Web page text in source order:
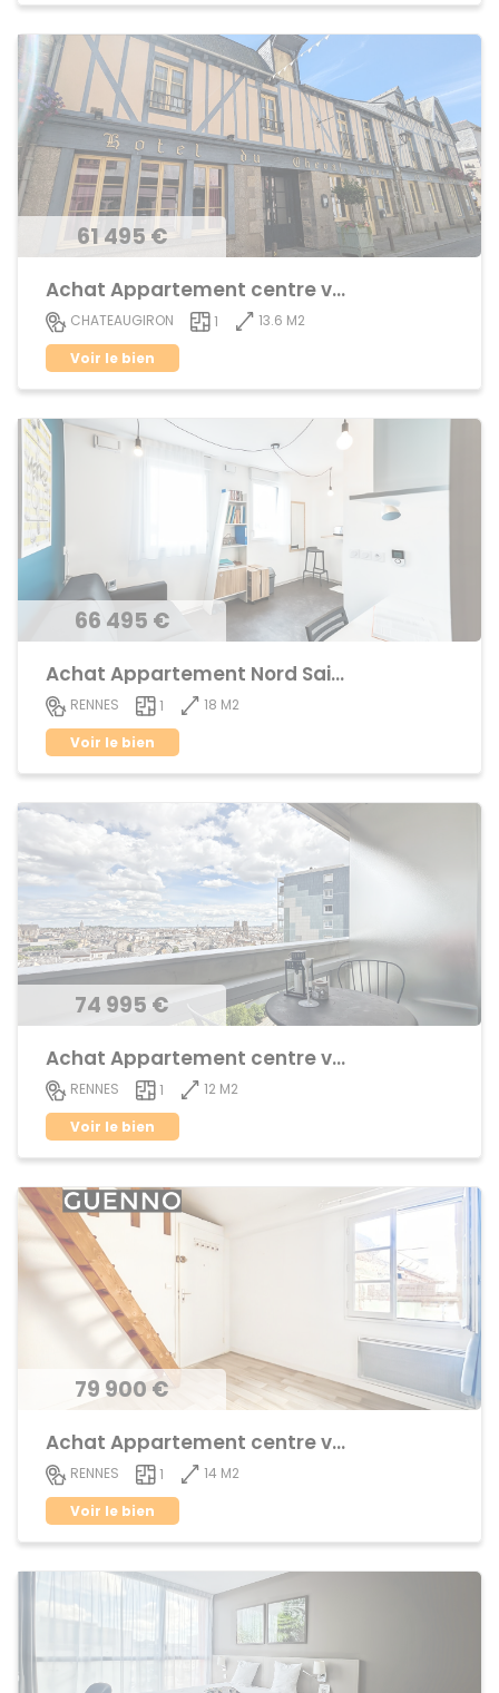
61 495 €
Achat Appartement centre ville
CHATEAUGIRON 1
13.6 M2
Voir le bien
66 495 €
Achat Appartement Nord Saint-Martin
RENNES 1
18 M2
Voir le bien
74 995 €
Achat Appartement centre ville
RENNES 1
12 M2
Voir le bien
79 900 €
Achat Appartement centre ville
RENNES 1
14 M2
Voir le bien